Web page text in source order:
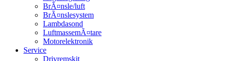
BrÃ¤nsle/luft
BrÃ¤nslesystem
Lambdasond
LuftmassemÃ¤tare
Motorelektronik
Service
Drivremskit